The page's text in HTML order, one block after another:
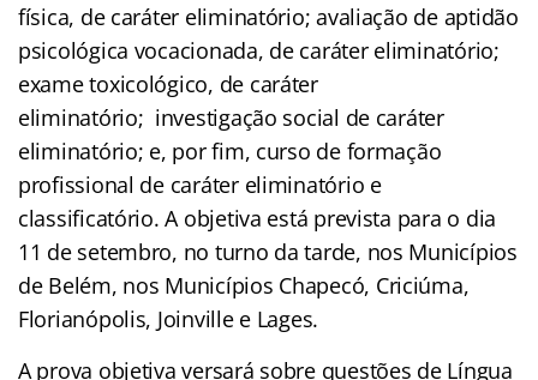
física, de caráter eliminatório; avaliação de aptidão
psicológica vocacionada, de caráter eliminatório;
exame toxicológico, de caráter
eliminatório; investigação social de caráter
eliminatório; e, por fim, curso de formação
profissional de caráter eliminatório e
classificatório. A objetiva está prevista para o dia
11 de setembro, no turno da tarde, nos Municípios
de Belém, nos Municípios Chapecó, Criciúma,
Florianópolis, Joinville e Lages.
A prova objetiva versará sobre questões de Língua